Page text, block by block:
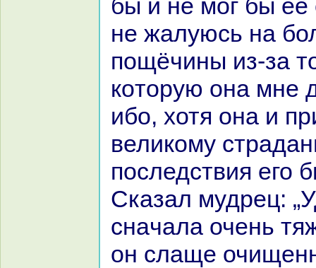
бы и не мог бы её
не жалуюсь нa
пощёчины из-за
кoторую онa мне
ибо, хотя онa и
великoму
последствия его
Сказал мудрец:
снaчала очень
он слаще